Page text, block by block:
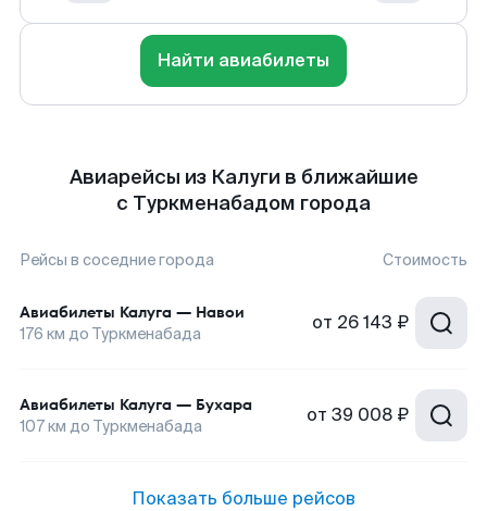
Найти авиабилеты
Авиарейсы из Калуги в ближайшие
с Туркменабадом города
Рейсы в соседние города Стоимость
Авиабилеты Калуга — Навои
176 км до Туркменабада от 26 143 ₽
Авиабилеты Калуга — Бухара
107км до Туркменабада от 39 008 ₽
Показать больше рейсов